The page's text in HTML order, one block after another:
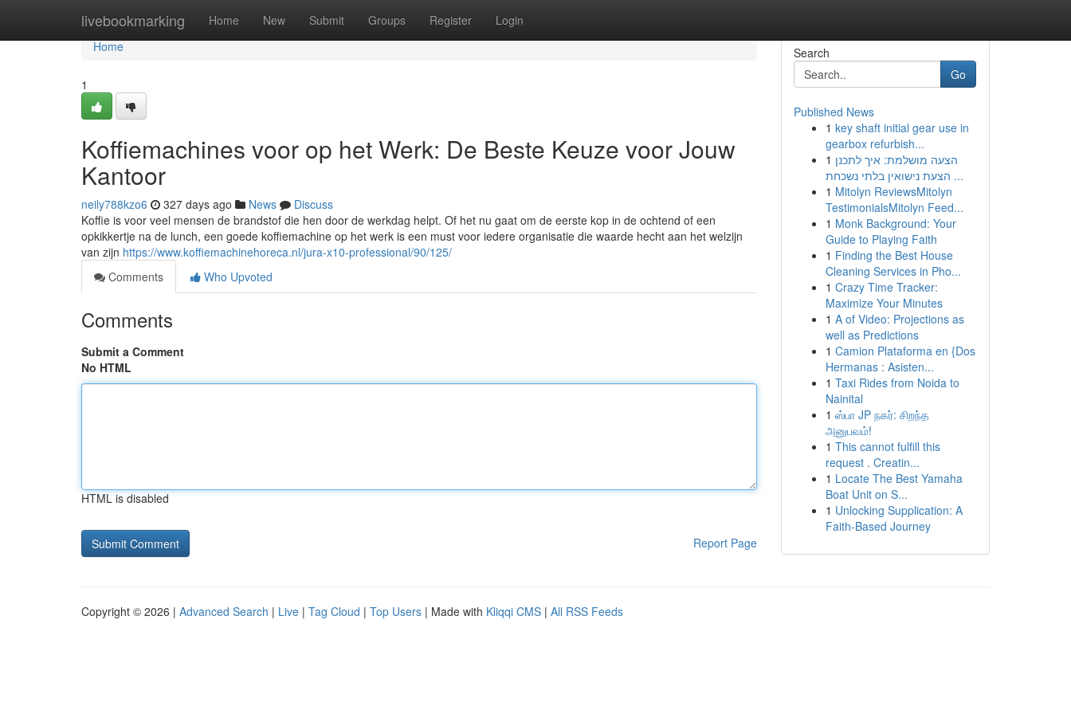
livebookmarking Home New Submit Groups Register Login
Home
Home
1
Koffiemachines voor op het Werk: De Beste Keuze voor Jouw
Kantoor
neily788kzo6 327 days ago News
Discuss
Koffie is voor veel mensen de brandstof die hen door de werkdag helpt. Of het nu gaat om de eerste kop in de ochtend of een
opkikkertje na de lunch, een goede koffiemachine op het werk is een must voor iedere organisatie die waarde hecht aan het welzijn
van zijn https://www.koffiemachinehoreca.nl/jura-x10-professional/90/125/
Comments
Who Upvoted
Comments
Submit a Comment
No HTML
HTML is disabled
Report Page
Search
Go
Published News
1 key shaft initial gear use in
gearbox refurbish...
1 הצעה מושלמת: איך לתכנן
הצעת נישואין בלתי נשכחת ...
1 Mitolyn ReviewsMitolyn
TestimonialsMitolyn Feed...
1 Monk Background: Your
Guide to Playing Faith
1 Finding the Best House
Cleaning Services in Pho...
1 Crazy Time Tracker:
Maximize Your Minutes
1 A of Video: Projections as
well as Predictions
1 Camion Plataforma en {Dos
Hermanas : Asisten...
1 Taxi Rides from Noida to
Nainital
1 ஸ்பா JP நகர்: சிறந்த
அனுபவம்!
1 This cannot fulfill this
request . Creatin...
1 Locate The Best Yamaha
Boat Unit on S...
1 Unlocking Supplication: A
Faith-Based Journey
Copyright © 2026 | Advanced Search | Live | Tag Cloud | Top Users | Made with Kliqqi CMS | All RSS Feeds